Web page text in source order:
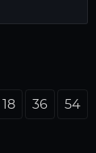
18 36 54